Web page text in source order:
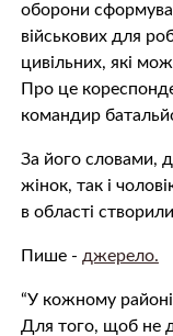
оборони
військових для
цивільних, які
Про це
командир
За його словами,
жінок, так і
в області
Пише - джерело.
“У кожному
Для того, щоб не